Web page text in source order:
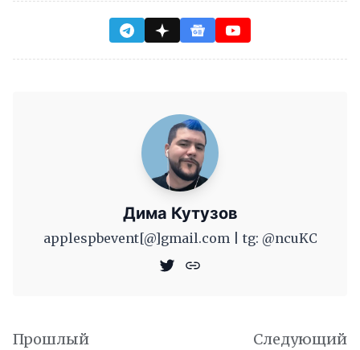
Дима Кутузов
applespbevent[@]gmail.com | tg: @ncuKC
Прошлый
Следующий